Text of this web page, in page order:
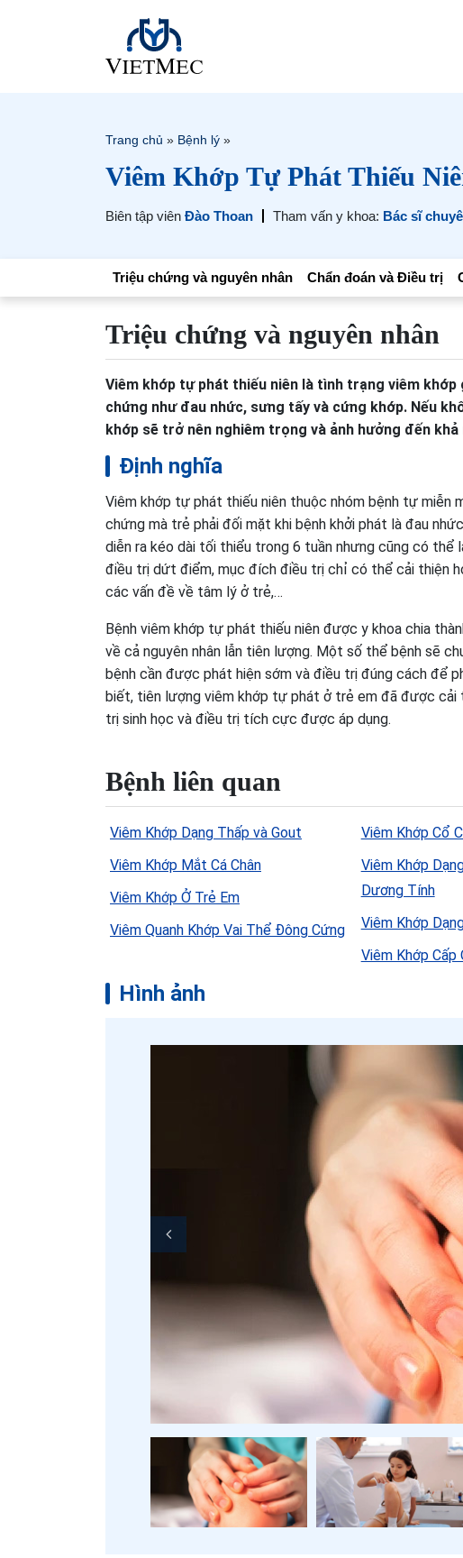
Trang chủ » Bệnh lý »
Viêm Khớp Tự Phát Thiếu
Biên tập viên Đào Thoan Tham vấn y khoa: Bác sĩ
Triệu chứng và nguyên nhân Chẩn đoán và Điều trị
Triệu chứng và nguyên nhân
Viêm khớp tự phát thiếu niên là tình trạng viêm
chứng như đau nhức, sưng tấy và cứng khớp. Nếu
khớp sẽ trở nên nghiêm trọng và ảnh hưởng đến
Định nghĩa
Viêm khớp tự phát thiếu niên thuộc nhóm bệnh tự miễn
chứng mà trẻ phải đối mặt khi bệnh khởi phát là đau
diễn ra kéo dài tối thiểu trong 6 tuần nhưng cũng có thể
điều trị dứt điểm, mục đích điều trị chỉ có thể cải thiện
các vấn đề về tâm lý ở trẻ,…
Bệnh viêm khớp tự phát thiếu niên được y khoa chia
về cả nguyên nhân lẫn tiên lượng. Một số thể bệnh sẽ
bệnh cần được phát hiện sớm và điều trị đúng cách để
biết, tiên lượng viêm khớp tự phát ở trẻ em đã được cải
trị sinh học và điều trị tích cực được áp dụng.
Bệnh liên quan
Viêm Khớp Dạng Thấp và Gout
Viêm Khớp Mắt Cá Chân
Viêm Khớp Ở Trẻ Em
Viêm Quanh Khớp Vai Thể Đông Cứng
Viêm Khớp Cổ
Viêm Khớp
Dương Tính
Viêm Khớp
Viêm Khớp Cấp
Hình ảnh